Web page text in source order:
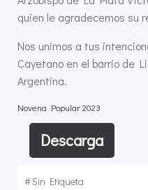
quien le agradecemos su
Nos unimos a tus
Cayetano en el barrio de
Argentina.
Novena Popular 2023
Descarga
#Sin Etiqueta